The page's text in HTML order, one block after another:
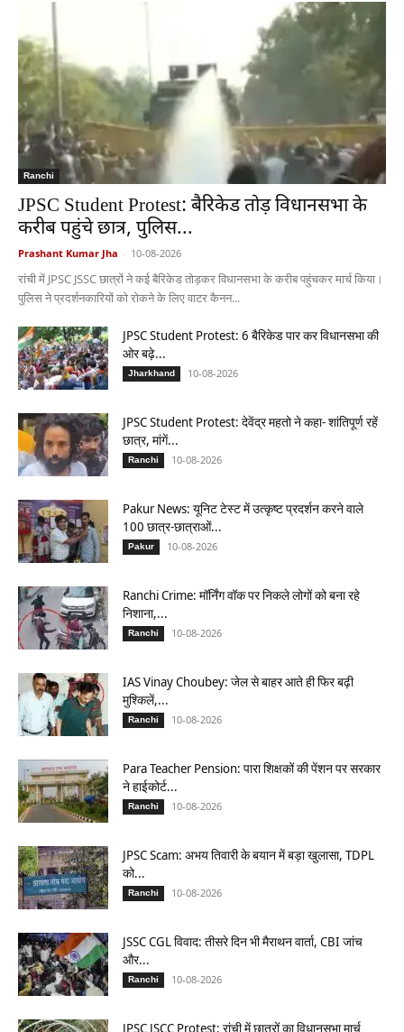
Ranchi
JPSC Student Protest: बैरिकेड तोड़ विधानसभा के
करीब पहुंचे छात्र, पुलिस...
Prashant Kumar Jha - 10-08-2026
रांची में JPSC JSSC छात्रों ने कई बैरिकेड तोड़कर विधानसभा के करीब पहुंचकर मार्च किया।
पुलिस ने प्रदर्शनकारियों को रोकने के लिए वाटर कैनन...
JPSC Student Protest: 6 बैरिकेड पार कर विधानसभा की
ओर बढ़े...
Jharkhand 10-08-2026
JPSC Student Protest: देवेंद्र महतो ने कहा- शांतिपूर्ण रहें
छात्र, मांगें...
Ranchi 10-08-2026
Pakur News: यूनिट टेस्ट में उत्कृष्ट प्रदर्शन करने वाले
100 छात्र-छात्राओं...
Pakur 10-08-2026
Ranchi Crime: मॉर्निंग वॉक पर निकले लोगों को बना रहे
निशाना,...
Ranchi 10-08-2026
IAS Vinay Choubey: जेल से बाहर आते ही फिर बढ़ी
मुश्किलें,...
Ranchi 10-08-2026
Para Teacher Pension: पारा शिक्षकों की पेंशन पर सरकार
ने हाईकोर्ट...
Ranchi 10-08-2026
JPSC Scam: अभय तिवारी के बयान में बड़ा खुलासा, TDPL
को...
Ranchi 10-08-2026
JSSC CGL विवाद: तीसरे दिन भी मैराथन वार्ता, CBI जांच
और...
Ranchi 10-08-2026
JPSC JSCC Protest: रांची में छात्रों का विधानसभा मार्च